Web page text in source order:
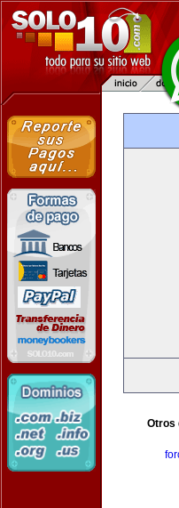
Otros